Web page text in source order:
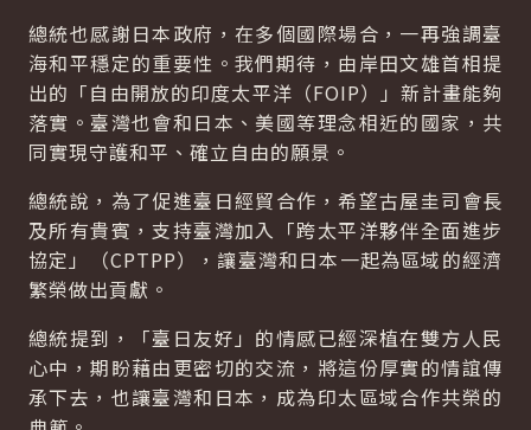
總統也感謝日本政府，在多個國際場合，一再強調臺
海和平穩定的重要性。我們期待，由岸田文雄首相提
出的「自由開放的印度太平洋（FOIP）」新計畫能夠
落實。臺灣也會和日本、美國等理念相近的國家，共
同實現守護和平、確立自由的願景。
總統說，為了促進臺日經貿合作，希望古屋圭司會長
及所有貴賓，支持臺灣加入「跨太平洋夥伴全面進步
協定」（CPTPP），讓臺灣和日本一起為區域的經濟
繁榮做出貢獻。
總統提到，「臺日友好」的情感已經深植在雙方人民
心中，期盼藉由更密切的交流，將這份厚實的情誼傳
承下去，也讓臺灣和日本，成為印太區域合作共榮的